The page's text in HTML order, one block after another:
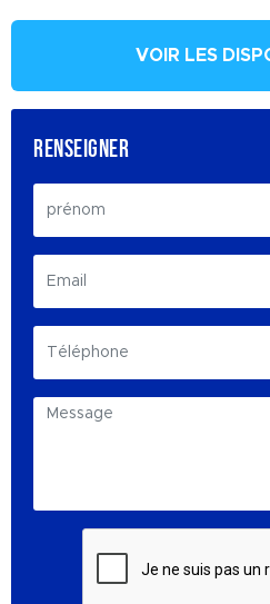
VOIR LES
RENSEIGNER